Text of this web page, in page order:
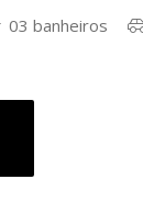
03 banheiros